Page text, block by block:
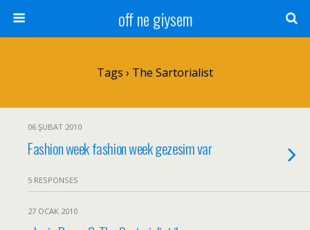
off ne giysem
Tags › The Sartorialist
06 ŞUBAT 2010
Fashion week fashion week gezesim var
5 RESPONSES
27 OCAK 2010